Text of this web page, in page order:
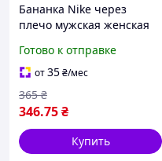
Бананка Nike через
плечо мужская женская
повседневная синяя
Готово к отправке
от35₴/мес
346.75₴
365 ₴
Купить